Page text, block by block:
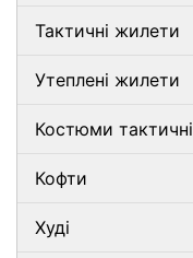
Тактичні жилети
Утеплені жилети
Костюми тактичні
Кофти
Худі